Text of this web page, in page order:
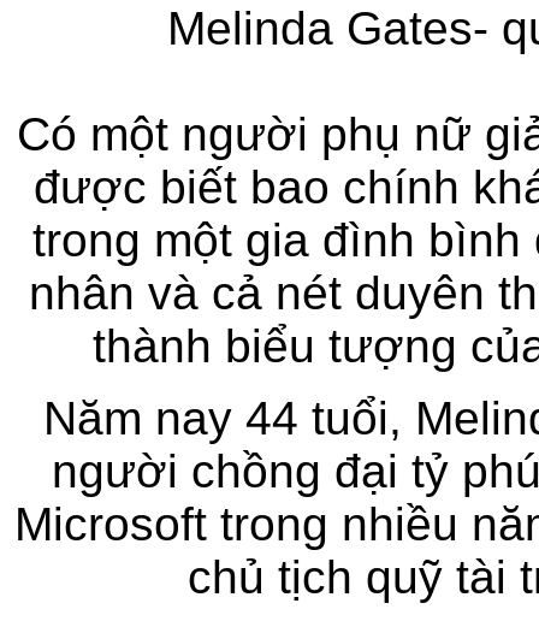
Melinda Gates-
Có một người phụ nữ
được biết bao chính
trong một gia đình
nhân và cả nét duyên
thành biểu tượng
Năm nay 44 tuổi,
người chồng đại tỷ
Microsoft trong nhiều
chủ tịch quỹ tài